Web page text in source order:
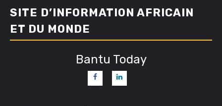
SITE D’INFORMATION AFRICAIN
ET DU MONDE
Bantu Today